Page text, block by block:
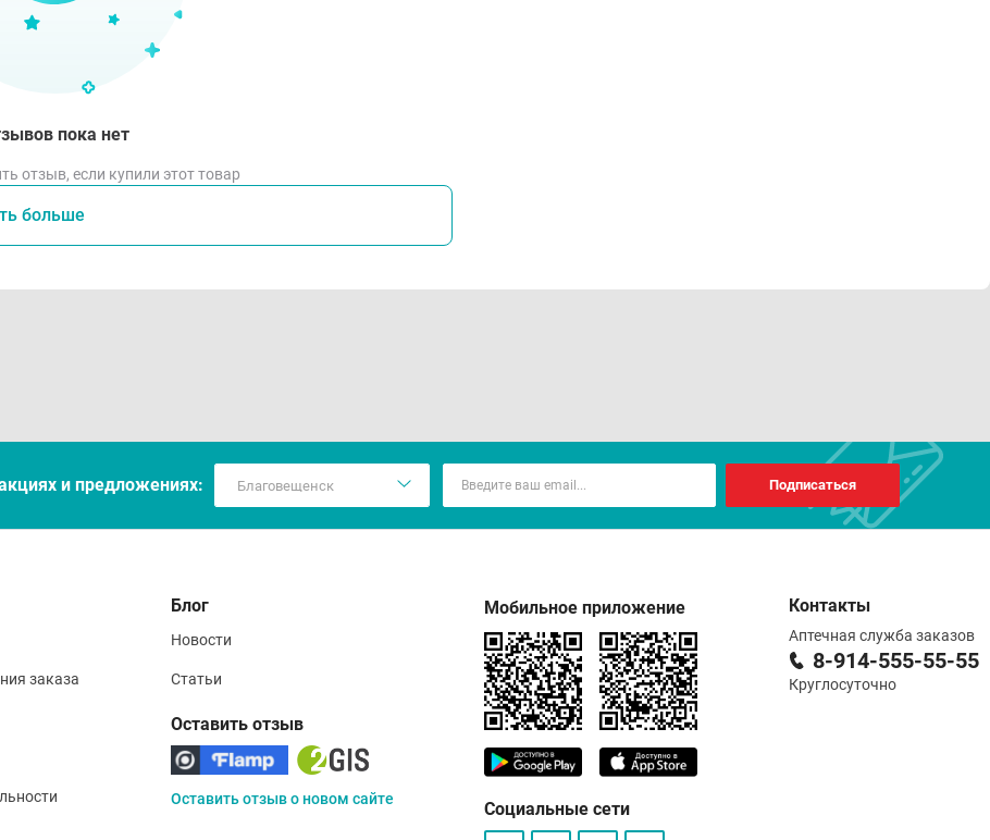
пока нет
отзыв, если купили этот товар
больше
и предложениях: Подписаться
заказа
Блог
Новости
Статьи
Оставить отзыв
Оставить отзыв о новом сайте
Мобильное приложение
Социальные сети
Контакты
Аптечная служба заказов
8-914-555-55-55
Круглосуточно